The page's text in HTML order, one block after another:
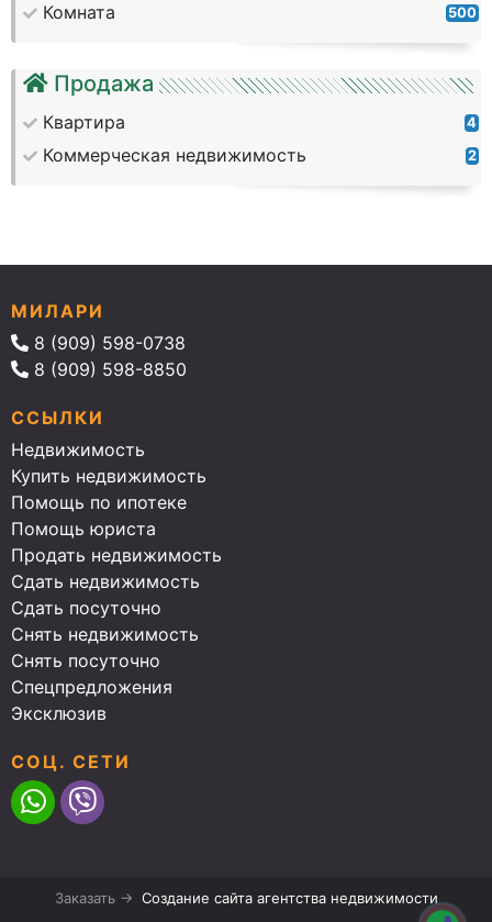
Комната 500
Продажа
Квартира 4
Коммерческая недвижимость 2
МИЛАРИ
8 (909) 598-0738
8 (909) 598-8850
ССЫЛКИ
Недвижимость
Купить недвижимость
Помощь по ипотеке
Помощь юриста
Продать недвижимость
Сдать недвижимость
Сдать посуточно
Снять недвижимость
Снять посуточно
Спецпредложения
Эксклюзив
СОЦ. СЕТИ
Заказать → Создание сайта агентства недвижимости